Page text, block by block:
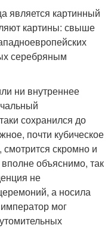
является картинный
картины: свыше
серебряным
ни внутреннее
сохранился до
почти кубическое
скромно и
объяснимо, так
не
а носила
мог